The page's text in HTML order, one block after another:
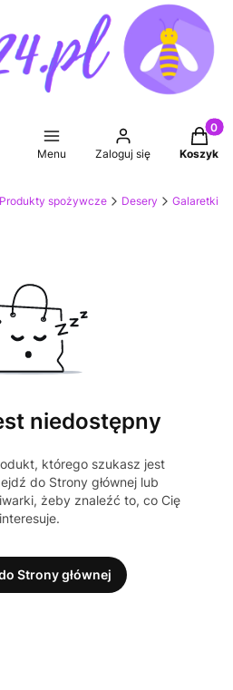
Menu Zaloguj się Koszyk
Produkty spożywcze Desery Galaretki
niedostępny
którego szukasz jest
do Strony głównej lub
żeby znaleźć to, co Cię
interesuje.
Strony głównej